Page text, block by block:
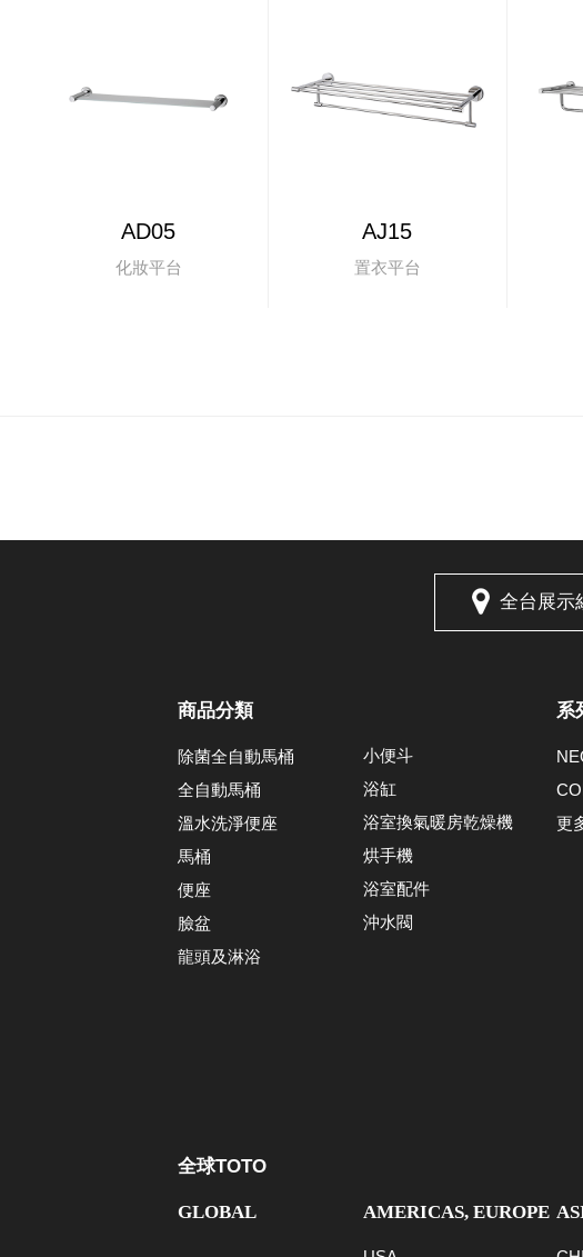
AD05
化妝平台
AJ15
置衣平台
全台展示
商品分類
除菌全自動馬桶
全自動馬桶
溫水洗淨便座
馬桶
便座
臉盆
龍頭及淋浴
小便斗
浴缸
浴室換氣暖房乾燥機
烘手機
浴室配件
沖水閥
系
更
全球TOTO
GLOBAL AMERICAS, EUROPE